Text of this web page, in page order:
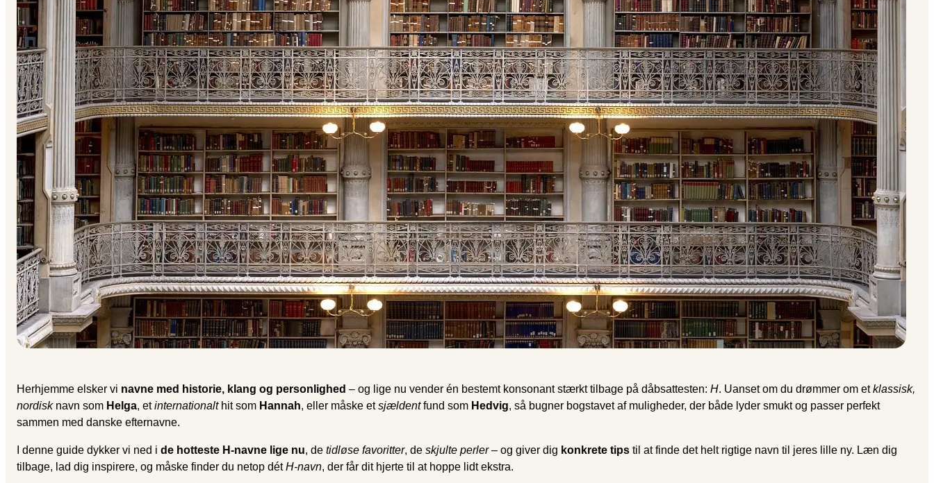
Herhjemme elsker vi navne med historie, klang og personlighed – og lige nu vender én bestemt konsonant stærkt tilbage på dåbsattesten: H. Uanset om du drømmer om etklassisk,
nordisknavn som Helga, etinternationalthit som Hannah, eller måske etsjældentfund som Hedvig, så bugner bogstavet af muligheder, der både lyder smukt og passer perfekt
sammen med danske efternavne.
I denne guide dykker vi ned i de hotteste H-navne lige nu, de tidløse favoritter, de skjulte perler– og giver dig konkrete tips til at finde det helt rigtige navn til jeres lille ny. Læn dig
tilbage, lad dig inspirere, og måske finder du netop détH-navn, der får dit hjerte til at hoppe lidt ekstra.